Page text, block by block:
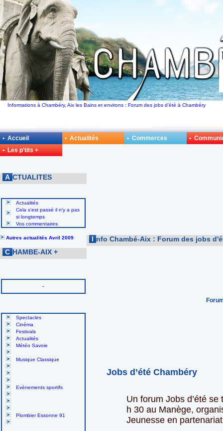
Informations à Chambéry, Aix les Bains et environs : Forum des jobs d'été à Chambéry
A CTUALITES
Actualités
Cela s'est passé il n'y a pas
si longtemps
Vos commentaires
Autres actualités Avril 2009
C HAMBE-AIX +
-
Spectacles
Cinéma
Festivals
Actualités
Météo Savoie
Musique Classique
Evènements sportifs
Plombier Essonne 91
I nfo Chambé-Aix : Forum des jobs
Jobs d’été Chambéry
Un forum Jobs d’été
h 30 au Manège,
Jeunesse en
• Accueil • Actualités • Commerces
•
• Les p'tits +